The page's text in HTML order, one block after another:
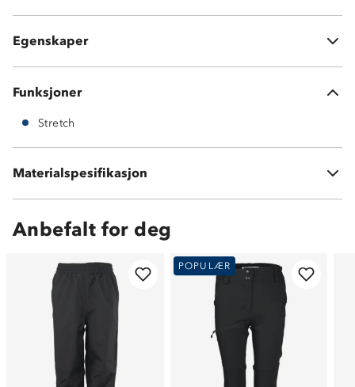
Egenskaper
Elastikk nede i beina
Funksjoner
Stretch
Materialspesifikasjon
100 % polyester
Anbefalt for deg
POPULÆR